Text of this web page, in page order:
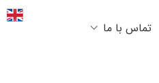
تماس با ما